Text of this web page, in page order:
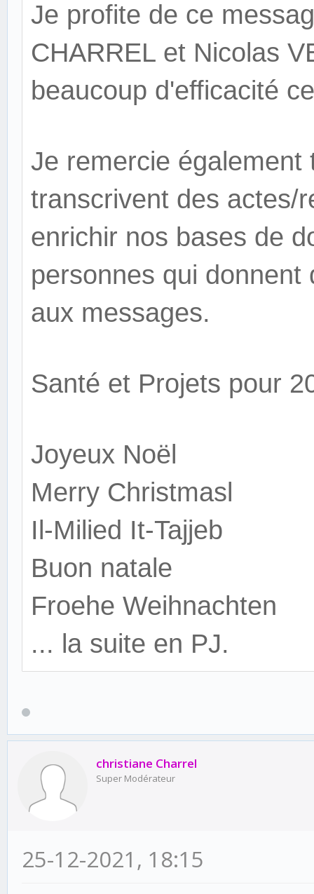
Je profite de ce
CHARREL et Nicolas
beaucoup d'efficacité
Je remercie également
transcrivent des actes/
enrichir nos bases de
personnes qui
aux messages.
Santé et Projets pour
Joyeux Noël
Merry Christmasl
Il-Milied It-Tajjeb
Buon natale
Froehe Weihnachten
... la suite en PJ.
christiane Charrel
Super Modérateur
25-12-2021, 18:15